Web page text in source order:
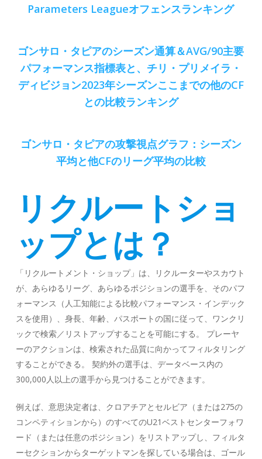
Parameters Leagueオフェンスランキング
ゴンサロ・タピアのシーズン通算＆AVG/90主要
パフォーマンス指標表と、チリ・プリメイラ・
ディビジョン2023年シーズンここまでの他のCF
との比較ランキング
ゴンサロ・タピアの攻撃視点グラフ：シーズン
平均と他CFのリーグ平均の比較
リクルートショ
ップとは？
「リクルートメント・ショップ」は、リクルーターやスカウト
が、あらゆるリーグ、あらゆるポジションの選手を、そのパフ
ォーマンス（人工知能による比較パフォーマンス・インデック
スを使用）、身長、年齢、パスポートの国に従って、ワンクリ
ックで検索／リストアップすることを可能にする。 プレーヤ
ーのアクションは、検索された品質に向かってフィルタリング
することができる。 契約外の選手は、データベース内の
300,000人以上の選手から見つけることができます。
例えば、意思決定者は、クロアチアとセルビア（または275の
コンペティションから）のすべてのU21ベストセンターフォワ
ード（または任意のポジション）をリストアップし、フィルタ
ーセクションからターゲットマンを探している場合は、ゴール